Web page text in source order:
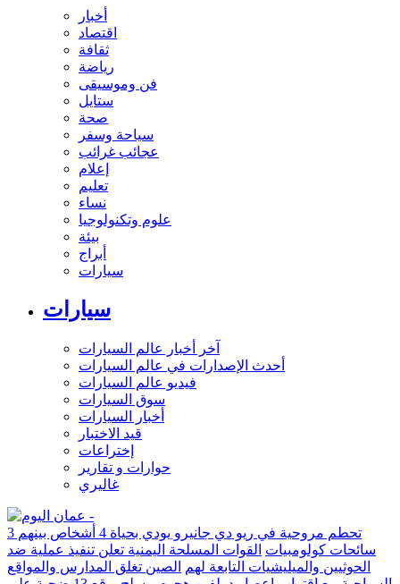
أخبار
اقتصاد
ثقافة
رياضة
فن وموسيقى
ستايل
صحة
سياحة وسفر
عجائب غرائب
إعلام
تعليم
نساء
علوم وتكنولوجيا
بيئة
أبراج
سيارات
سيارات
آخر أخبار عالم السيارات
أحدث الإصدارات في عالم السيارات
فيديو عالم السيارات
سوق السيارات
أخبار السيارات
قيد الاختبار
إختراعات
حوارات و تقارير
غاليري
تحطم مروحية في ريو دي جانيرو يودي بحياة 4 أشخاص بينهم 3
سائحات كولومبيات القوات المسلحة اليمنية تعلن تنفيذ عملية ضد
الحوثيين والميليشيات التابعة لهم
الصين تغلق المدارس والمواقع